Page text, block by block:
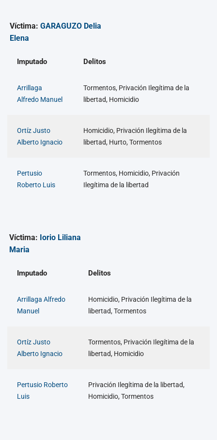
Víctima: GARAGUZO Delia
Elena
Imputado Delitos
Arrillaga
Alfredo Manuel
Tormentos, Privación Ilegítima de la
libertad, Homicidio
Ortíz Justo
Alberto Ignacio
Homicidio, Privación Ilegítima de la
libertad, Hurto, Tormentos
Pertusio
Roberto Luis
Tormentos, Homicidio, Privación
Ilegítima de la libertad
Víctima: Iorio Liliana
Maria
Imputado Delitos
Arrillaga Alfredo
Manuel
Homicidio, Privación Ilegítima de la
libertad, Tormentos
Ortíz Justo
Alberto Ignacio
Tormentos, Privación Ilegítima de la
libertad, Homicidio
Pertusio Roberto
Luis
Privación Ilegítima de la libertad,
Homicidio, Tormentos